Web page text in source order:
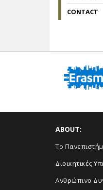
CONTACT
ABOUT:
Το
Διοικητικές
Ανθρώπινο